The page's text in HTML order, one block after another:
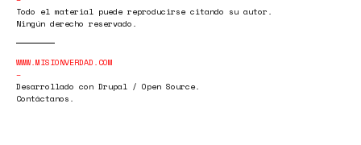
Todo el material puede reproducirse citando su autor.
Ningún derecho reservado.
WWW.MISIONVERDAD.COM
Desarrollado con Drupal / Open Source.
Contáctanos.